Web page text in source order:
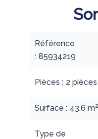
Référence
85934219
Pièces 2 pièces
Surface 43.6 m²
Type de